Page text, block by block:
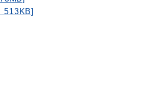
513KB]